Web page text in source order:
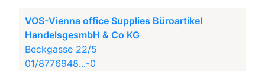
VOS-Vienna office Supplies Büroartikel
HandelsgesmbH & Co KG
Beckgasse 22/5
01/8776948...-0